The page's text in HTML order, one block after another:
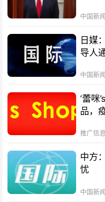
中国新
日媒
导人
中国新
‘蕾咪
品，
推广信息
中方
忧
中国新